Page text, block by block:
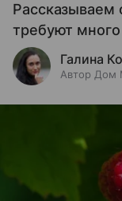
Рассказываем
требуют
Галина
Автор Дом